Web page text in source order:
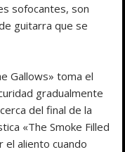
sofocantes, son
guitarra que se
Gallows» toma el
gradualmente
del final de la
«The Smoke Filled
el aliento cuando